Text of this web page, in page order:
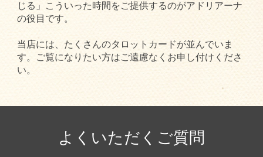
じる」こういった時間をご提供するのがアドリアーナ
の役目です。
当店には、たくさんのタロットカードが並んでいま
す。ご覧になりたい方はご遠慮なくお申し付けくださ
い。
よくいただくご質問